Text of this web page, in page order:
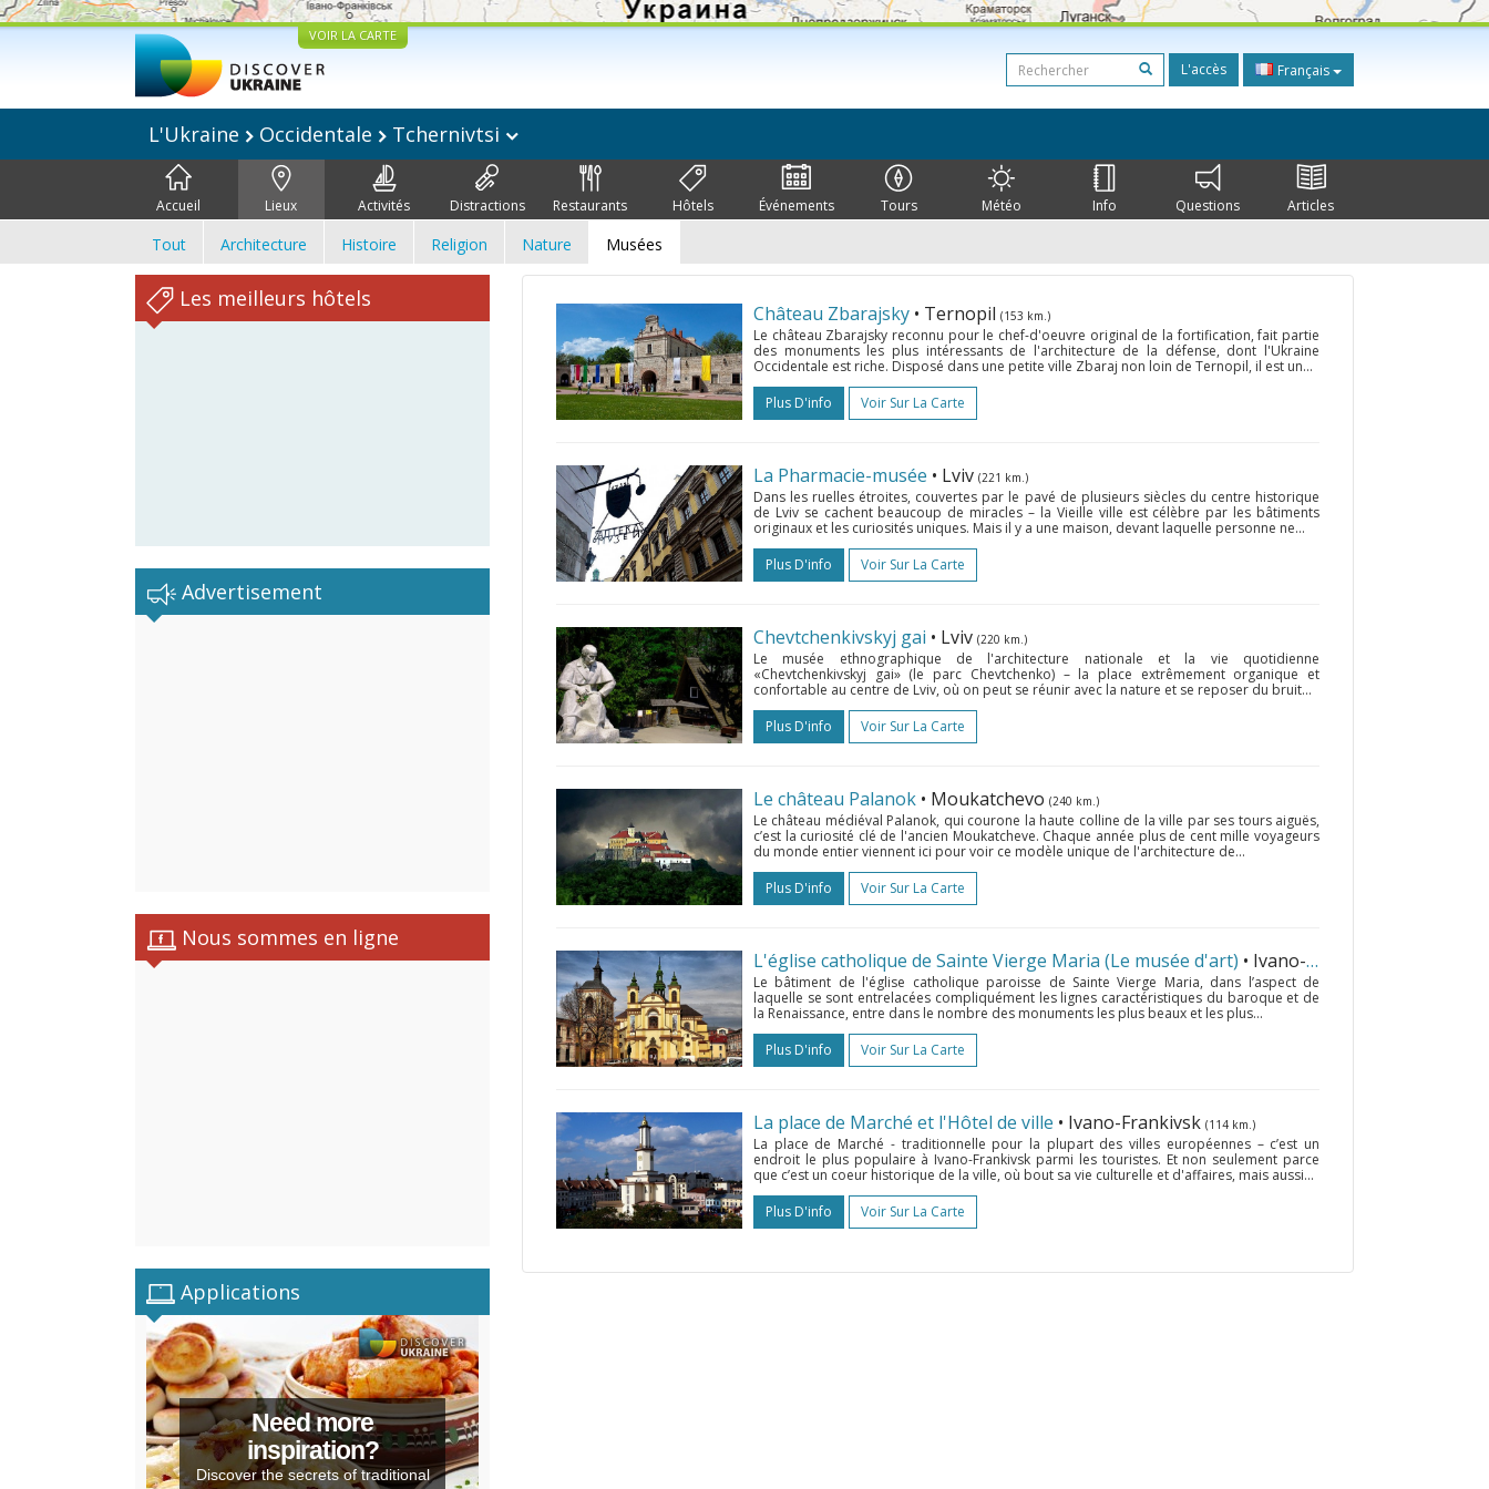
VOIR LA CARTE
L'accès Français
L'Ukraine Occidentale Tchernivtsi
Accueil Lieux Activités Distractions Restaurants Hôtels Événements Tours Météo Info Questions Articles
Tout Architecture Histoire Religion Nature Musées
Les meilleurs hôtels
Advertisement
Nous sommes en ligne
Applications
Need more
inspiration?
Discover the secrets of traditional
Château Zbarajsky • Ternopil (153 km.)
Le château Zbarajsky reconnu pour le chef-d'oeuvre original de la fortification, fait partie
des monuments les plus intéressants de l'architecture de la défense, dont l'Ukraine
Occidentale est riche. Disposé dans une petite ville Zbaraj non loin de Ternopil, il est un...
Plus D'info
Voir Sur La Carte
La Pharmacie-musée • Lviv (221 km.)
Dans les ruelles étroites, couvertes par le pavé de plusieurs siècles du centre historique
de Lviv se cachent beaucoup de miracles – la Vieille ville est célèbre par les bâtiments
originaux et les curiosités uniques. Mais il y a une maison, devant laquelle personne ne...
Plus D'info
Voir Sur La Carte
Chevtchenkivskyj gai • Lviv (220 km.)
Le musée ethnographique de l'architecture nationale et la vie quotidienne
«Chevtchenkivskyj gai» (le parc Chevtchenko) – la place extrêmement organique et
confortable au centre de Lviv, où on peut se réunir avec la nature et se reposer du bruit...
Plus D'info
Voir Sur La Carte
Le château Palanok • Moukatchevo (240 km.)
Le château médiéval Palanok, qui courone la haute colline de la ville par ses tours aiguës,
c’est la curiosité clé de l'ancien Moukatcheve. Chaque année plus de cent mille voyageurs
du monde entier viennent ici pour voir ce modèle unique de l'architecture de...
Plus D'info
Voir Sur La Carte
L'église catholique de Sainte Vierge Maria (Le musée d'art) • Ivano-Frankivsk
Le bâtiment de l'église catholique paroisse de Sainte Vierge Maria, dans l’aspect de
laquelle se sont entrelacées compliquément les lignes caractéristiques du baroque et de
la Renaissance, entre dans le nombre des monuments les plus beaux et les plus...
Plus D'info
Voir Sur La Carte
La place de Marché et l'Hôtel de ville • Ivano-Frankivsk (114 km.)
La place de Marché - traditionnelle pour la plupart des villes européennes – c’est un
endroit le plus populaire à Ivano-Frankivsk parmi les touristes. Et non seulement parce
que c’est un coeur historique de la ville, où bout sa vie culturelle et d'affaires, mais aussi...
Plus D'info
Voir Sur La Carte